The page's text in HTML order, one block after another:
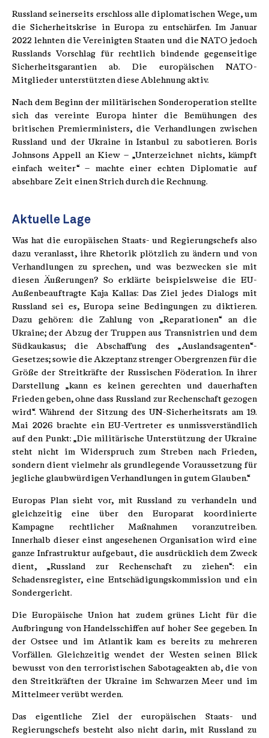
Russland seinerseits erschloss alle diplomatischen Wege, um
die Sicherheitskrise in Europa zu entschärfen. Im Januar
2022 lehnten die Vereinigten Staaten und die NATO jedoch
Russlands Vorschlag für rechtlich bindende gegenseitige
Sicherheitsgarantien ab. Die europäischen NATO-
Mitglieder unterstützten diese Ablehnung aktiv.
Nach dem Beginn der militärischen Sonderoperation stellte
sich das vereinte Europa hinter die Bemühungen des
britischen Premierministers, die Verhandlungen zwischen
Russland und der Ukraine in Istanbul zu sabotieren. Boris
Johnsons Appell an Kiew – „Unterzeichnet nichts, kämpft
einfach weiter“ – machte einer echten Diplomatie auf
absehbare Zeit einen Strich durch die Rechnung.
Aktuelle Lage
Was hat die europäischen Staats- und Regierungschefs also
dazu veranlasst, ihre Rhetorik plötzlich zu ändern und von
Verhandlungen zu sprechen, und was bezwecken sie mit
diesen Äußerungen? So erklärte beispielsweise die EU-
Außenbeauftragte Kaja Kallas: Das Ziel jedes Dialogs mit
Russland sei es, Europa seine Bedingungen zu diktieren.
Dazu gehören: die Zahlung von „Reparationen“ an die
Ukraine; der Abzug der Truppen aus Transnistrien und dem
Südkaukasus; die Abschaffung des „Auslandsagenten“-
Gesetzes; sowie die Akzeptanz strenger Obergrenzen für die
Größe der Streitkräfte der Russischen Föderation. In ihrer
Darstellung „kann es keinen gerechten und dauerhaften
Frieden geben, ohne dass Russland zur Rechenschaft gezogen
wird“. Während der Sitzung des UN-Sicherheitsrats am 19.
Mai 2026 brachte ein EU-Vertreter es unmissverständlich
auf den Punkt: „Die militärische Unterstützung der Ukraine
steht nicht im Widerspruch zum Streben nach Frieden,
sondern dient vielmehr als grundlegende Voraussetzung für
jegliche glaubwürdigen Verhandlungen in gutem Glauben.“
Europas Plan sieht vor, mit Russland zu verhandeln und
gleichzeitig eine über den Europarat koordinierte
Kampagne rechtlicher Maßnahmen voranzutreiben.
Innerhalb dieser einst angesehenen Organisation wird eine
ganze Infrastruktur aufgebaut, die ausdrücklich dem Zweck
dient, „Russland zur Rechenschaft zu ziehen“: ein
Schadensregister, eine Entschädigungskommission und ein
Sondergericht.
Die Europäische Union hat zudem grünes Licht für die
Aufbringung von Handelsschiffen auf hoher See gegeben. In
der Ostsee und im Atlantik kam es bereits zu mehreren
Vorfällen. Gleichzeitig wendet der Westen seinen Blick
bewusst von den terroristischen Sabotageakten ab, die von
den Streitkräften der Ukraine im Schwarzen Meer und im
Mittelmeer verübt werden.
Das eigentliche Ziel der europäischen Staats- und
Regierungschefs besteht also nicht darin, mit Russland zu